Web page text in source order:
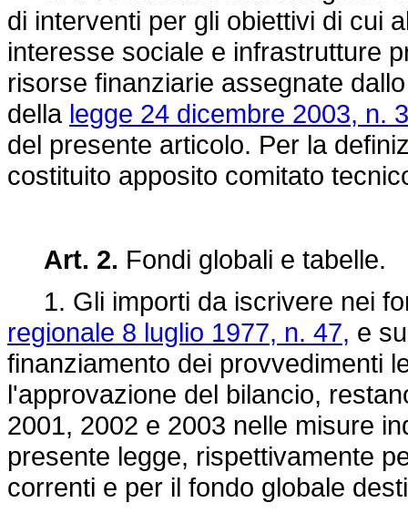
di interventi per gli obiettivi di cui
interesse sociale e infrastrutture
risorse finanziarie assegnate
della legge 24 dicembre 2003, n.
del presente articolo. Per la
costituito apposito comitato
Art. 2. Fondi globali e tabelle.
1. Gli importi da iscrivere nei
regionale 8 luglio 1977, n. 47, e
finanziamento dei provvedimenti
l'approvazione del bilancio,
2001, 2002 e 2003 nelle misure
presente legge, rispettivamente
correnti e per il fondo globale